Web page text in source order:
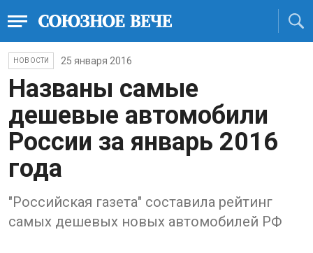
НОВОСТИ 25 января 2016
Названы самые
дешевые автомобили
России за январь 2016
года
​​​"Российская газета" составила рейтинг
самых дешевых новых автомобилей РФ